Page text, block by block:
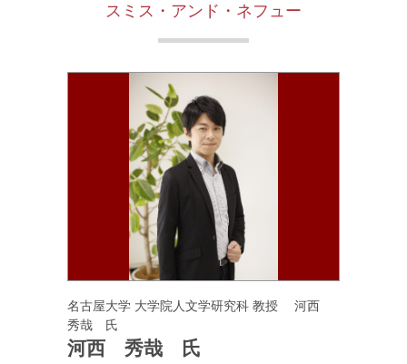
スミス・アンド・ネフュー
名古屋大学 大学院人文学研究科 教授 河西
秀哉 氏
河西 秀哉 氏